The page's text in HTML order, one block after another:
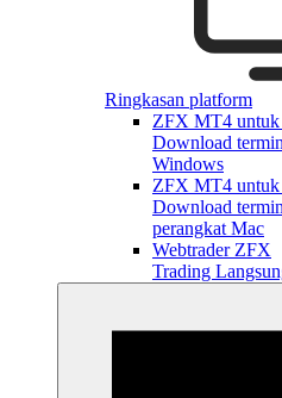
Ringkasan platform
ZFX MT4 untuk
Download
Windows
ZFX MT4
Download
perangkat Mac
Webtrader ZFX
Trading